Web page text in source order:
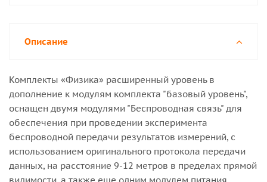
Описание
Комплекты «Физика» расширенный уровень в
дополнение к модулям комплекта "базовый уровень",
оснащен двумя модулями "Беспроводная связь" для
обеспечения при проведении эксперимента
беспроводной передачи результатов измерений, с
использованием оригинального протокола передачи
данных, на расстояние 9-12 метров в пределах прямой